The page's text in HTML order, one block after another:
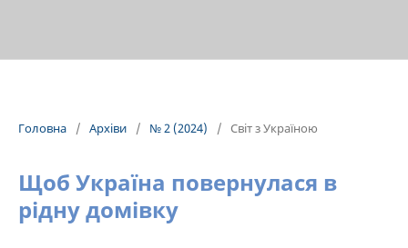
Головна / Архіви / № 2 (2024) / Світ з Україною
Щоб Україна повернулася в
рідну домівку